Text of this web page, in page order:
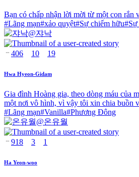
Bạn có chấp nhận lời mời từ một con rắn
#Lãng mạn#xảo quyệt#Sự chiếm hữu#
@쟈낙
406 10 19
Hwa Hyeon-Gidam
Gia đình Hoàng gia, theo dòng máu của
một nơi vô hình, vì vậy tôi xin chia buồn
#Lãng mạn#Vanilla#Phương Đông
@온유월
918 3 1
Ha Yeon-woo